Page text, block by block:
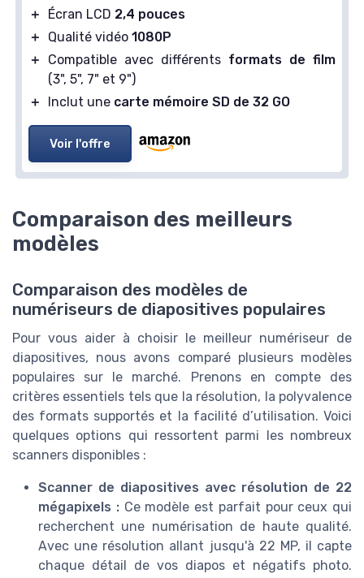
＋
Écran LCD 2,4 pouces
＋
Qualité vidéo 1080P
＋
Compatible avec différents formats de film
(3", 5", 7" et 9")
＋
Inclut une carte mémoire SD de 32 GO
Voir l'offre
Comparaison des meilleurs
modèles
Comparaison des modèles de
numériseurs de diapositives populaires
Pour vous aider à choisir le meilleur numériseur de
diapositives, nous avons comparé plusieurs modèles
populaires sur le marché. Prenons en compte des
critères essentiels tels que la résolution, la polyvalence
des formats supportés et la facilité d’utilisation. Voici
quelques options qui ressortent parmi les nombreux
scanners disponibles :
Scanner de diapositives avec résolution de 22
mégapixels :Ce modèle est parfait pour ceux qui
recherchent une numérisation de haute qualité.
Avec une résolution allant jusqu'à 22 MP, il capte
chaque détail de vos diapos et négatifs photo.